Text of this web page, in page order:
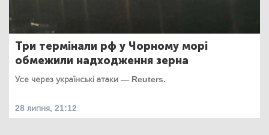
Три термінали рф у Чорному морі
обмежили надходження зерна
Усе через українські атаки — Reuters.
28 липня, 21:12